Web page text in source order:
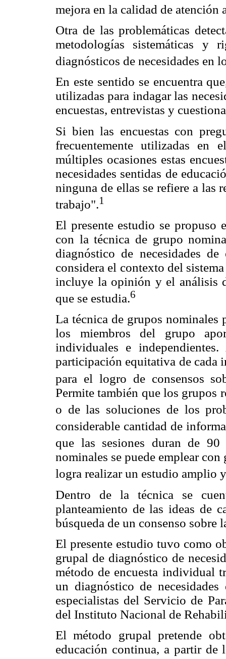
mejora en la calidad de atención
Otra de las problemáticas
metodologías sistemáticas y
diagnósticos de necesidades en
En este sentido se encuentra
utilizadas para indagar las
encuestas, entrevistas y
Si bien las encuestas con
frecuentemente utilizadas en
múltiples ocasiones estas
necesidades sentidas de
ninguna de ellas se refiere a las
trabajo".1
El presente estudio se propuso
con la técnica de grupo
diagnóstico de necesidades
considera el contexto del
incluye la opinión y el análisis
que se estudia.6
La técnica de grupos nominales
los miembros del grupo
individuales e
participación equitativa de cada
para el logro de consensos
Permite también que los grupos
o de las soluciones de los
considerable cantidad de
que las sesiones duran de
nominales se puede emplear
logra realizar un estudio amplio
Dentro de la técnica se
planteamiento de las ideas de
búsqueda de un consenso sobre
El presente estudio tuvo como
grupal de diagnóstico de
método de encuesta individual
un diagnóstico de
especialistas del Servicio de
del Instituto Nacional de
El método grupal pretende
educación continua, a partir de